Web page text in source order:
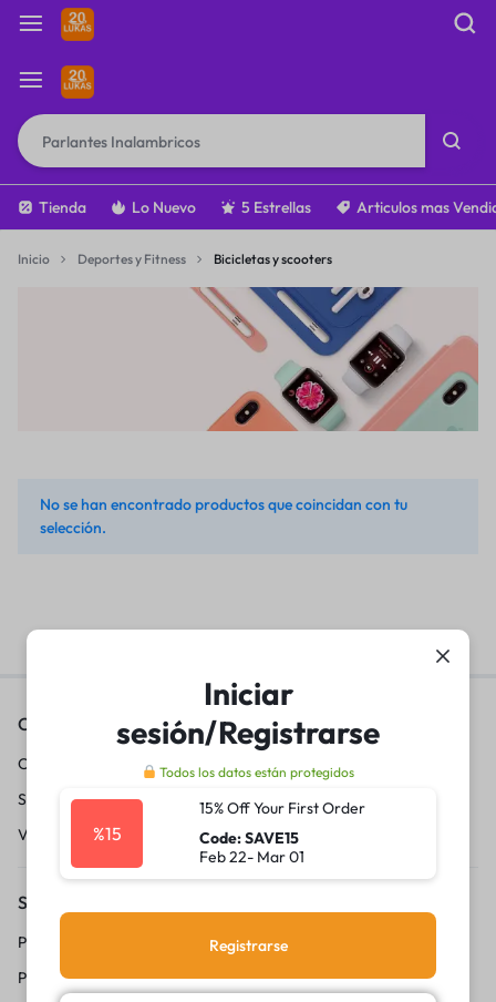
Tienda Lo Nuevo 5 Estrellas Articulos mas
Inicio Deportes y Fitness Bicicletas y scooters
No se han encontrado productos que coincidan con tu
selección.
Contáctanos
Conviértete en vendedor
Sobre nosotros
Vende con 20lukas
Servicio al Cliente
Politica de privacidad
Preguntas frecuentes
Iniciar
sesión/Registrarse
Todos los datos están protegidos
%15
15% Off Your First Order
Code: SAVE15
Feb 22- Mar 01
Registrarse